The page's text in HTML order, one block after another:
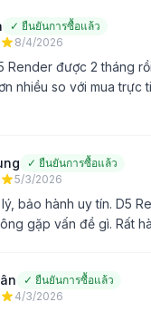
✓ ยืนยันการซื้อแล้ว
8/4/2026
Render được 2 tháng
nhiều so với mua trực
✓ ยืนยันการซื้อแล้ว
5/3/2026
bảo hành uy tín. D5
gặp vấn đề gì. Rất
✓ ยืนยันการซื้อแล้ว
4/3/2026